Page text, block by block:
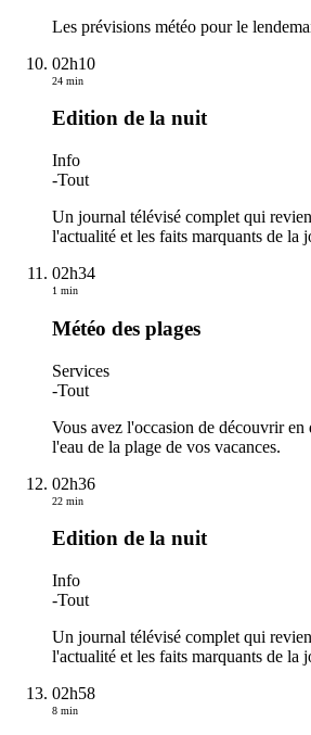
Les prévisions météo pour le
02h10
24 min
Edition de la nuit
Info
-Tout
Un journal télévisé complet qui
l'actualité et les faits marquants de la
02h34
1 min
Météo des plages
Services
-Tout
Vous avez l'occasion de découvrir en
l'eau de la plage de vos vacances.
02h36
22 min
Edition de la nuit
Info
-Tout
Un journal télévisé complet qui
l'actualité et les faits marquants de la
02h58
8 min